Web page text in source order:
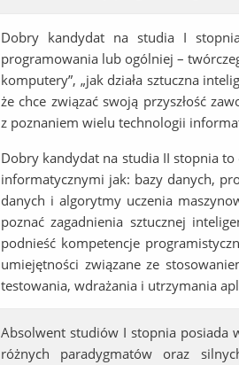
Dobry kandydat na studia I
programowania lub ogólniej –
komputery”, „jak działa sztuczna
że chce związać swoją przyszłość
z poznaniem wielu technologii
Dobry kandydat na studia II stopnia
informatycznymi jak: bazy danych,
danych i algorytmy uczenia
poznać zagadnienia sztucznej
podnieść kompetencje
umiejętności związane ze
testowania, wdrażania i utrzymania
Absolwent studiów I stopnia posiada
różnych paradygmatów oraz